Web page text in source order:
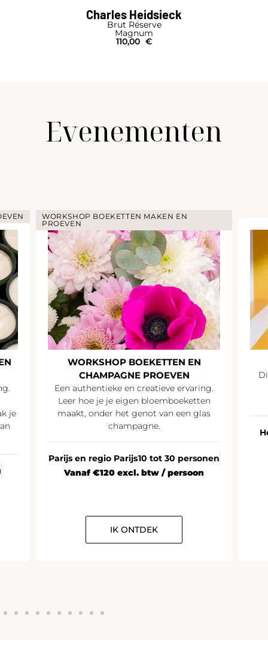
Charles Heidsieck
Brut Réserve
Magnum
110,00 €
Evenementen
je
WORKSHOP BOEKETTEN MAKEN EN
PROEVEN
WORKSHOP BOEKETTEN EN
CHAMPAGNE PROEVEN
Een authentieke en creatieve ervaring.
Leer hoe je je eigen bloemboeketten
maakt, onder het genot van een glas
champagne.
Parijs en regio Parijs10 tot 30 personen
Vanaf €120 excl. btw / persoon
IK ONTDEK